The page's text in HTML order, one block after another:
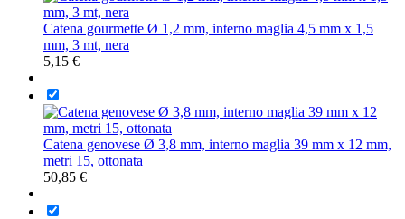
Catena gourmette Ø 1,2 mm, interno maglia 4,5 mm x 1,5
mm, 3 mt, nera
5,15 €
Catena genovese Ø 3,8 mm, interno maglia 39 mm x 12 mm,
metri 15, ottonata
50,85 €